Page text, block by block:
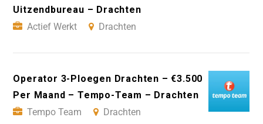
Uitzendbureau – Drachten
Actief Werkt
Drachten
Operator 3-Ploegen Drachten – €3.500
Per Maand – Tempo-Team – Drachten
Tempo Team
Drachten